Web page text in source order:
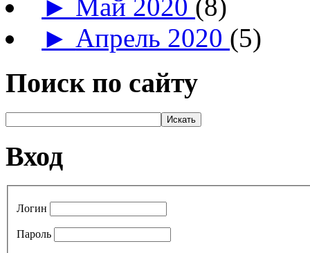
► Май 2020 (8)
► Апрель 2020 (5)
Поиск по сайту
Вход
Логин
Пароль